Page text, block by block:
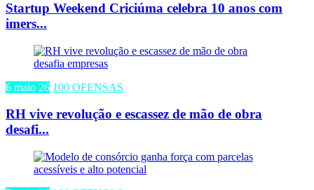
Startup Weekend Criciúma celebra 10 anos com
imers...
6 maio 26 100 OFENSAS
RH vive revolução e escassez de mão de obra
desafi...